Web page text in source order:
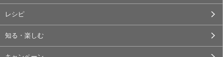
レシピ
知る・楽しむ